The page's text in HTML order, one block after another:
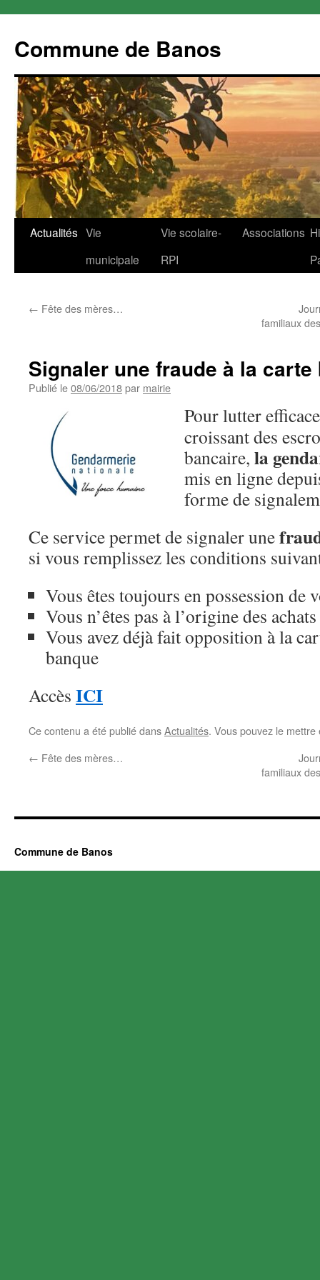
Commune de Banos
Aller
Actualités Vie
municipale
Vie scolaire-
RPI
Associations
← Fête des mères…
familiaux
Signaler une fraude à la carte
Publié le08/06/2018par mairie
Pour lutter
croissant des
bancaire, la
mis en ligne
forme de
Ce service permet de signaler une
si vous remplissez les conditions
Vous êtes toujours en possession de
Vous n’êtes pas à l’origine des
Vous avez déjà fait opposition à la
banque
Accès ICI
Ce contenu a été publié dansActualités. Vous pouvez le
← Fête des mères…
familiaux
Commune de Banos